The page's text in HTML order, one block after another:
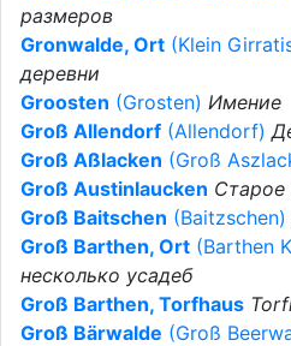
размеров
Gronwalde, Ort (Klein
деревни
Groosten (Grosten) Имение
Groß Allendorf (Allendorf)
Groß Aßlacken (Groß
Groß Austinlaucken Старое
Groß Baitschen (Baitzschen)
Groß Barthen, Ort (Barthen
несколько усадеб
Groß Barthen, Torfhaus
Groß Bärwalde (Groß